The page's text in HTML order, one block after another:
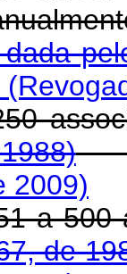
2009)
a 500
de